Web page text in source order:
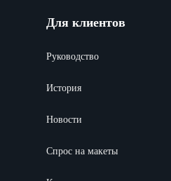
Для клиентов
Руководство
История
Новости
Спрос на макеты